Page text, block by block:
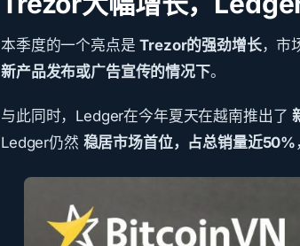
本季度的一个亮点是Trezor的强劲增长，市
新产品发布或广告宣传的情况下。
与此同时，Ledger在今年夏天在越南推出了
Ledger仍然 稳居市场首位，占总销量近50%